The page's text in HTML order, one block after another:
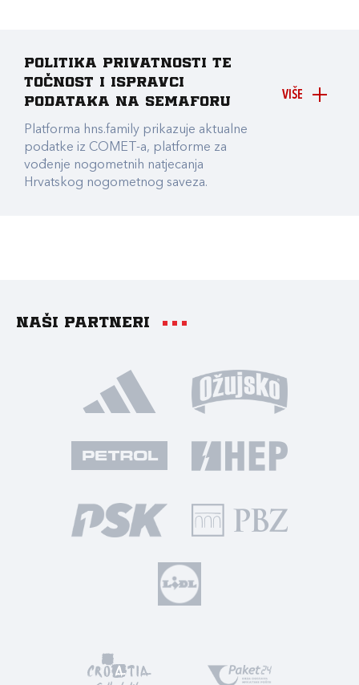
VIŠE
Politika privatnosti te
točnost i ispravci
podataka na Semaforu
Platforma hns.family prikazuje aktualne
podatke iz COMET-a, platforme za
vođenje nogometnih natjecanja
Hrvatskog nogometnog saveza.
Naši partneri